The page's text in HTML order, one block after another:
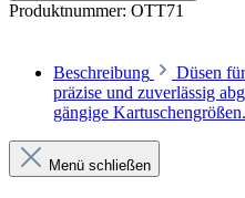
Produktnummer: OTT71
Beschreibung
Düsen
präzise und zuverlässig
gängige
Menü schließen